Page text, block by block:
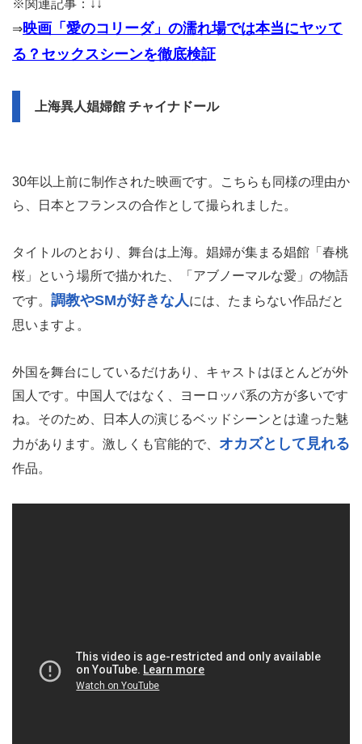
※関連記事：↓↓
⇒映画「愛のコリーダ」の濡れ場では本当にヤッて
る？セックスシーンを徹底検証
上海異人娼婦館 チャイナドール
30年以上前に制作された映画です。こちらも同様の理由か
ら、日本とフランスの合作として撮られました。
タイトルのとおり、舞台は上海。娼婦が集まる娼館「春桃
桜」という場所で描かれた、「アブノーマルな愛」の物語
です。 調教やSMが好きな人には、たまらない作品だと
思いますよ。
外国を舞台にしているだけあり、キャストはほとんどが外
国人です。中国人ではなく、ヨーロッパ系の方が多いです
ね。そのため、日本人の演じるベッドシーンとは違った魅
力があります。激しくも官能的で、 オカズとして見れる
作品。